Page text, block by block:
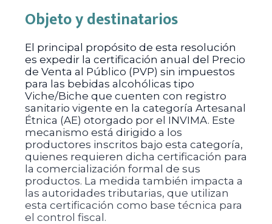
Objeto y destinatarios
El principal propósito de esta resolución
es expedir la certificación anual del Precio
de Venta al Público (PVP) sin impuestos
para las bebidas alcohólicas tipo
Viche/Biche que cuenten con registro
sanitario vigente en la categoría Artesanal
Étnica (AE) otorgado por el INVIMA. Este
mecanismo está dirigido a los
productores inscritos bajo esta categoría,
quienes requieren dicha certificación para
la comercialización formal de sus
productos. La medida también impacta a
las autoridades tributarias, que utilizan
esta certificación como base técnica para
el control fiscal.